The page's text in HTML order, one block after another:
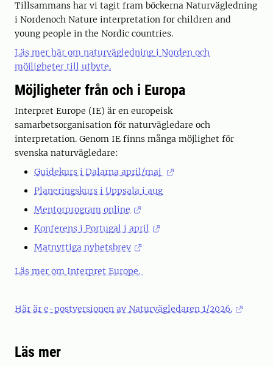
Tillsammans har vi tagit fram böckerna Naturvägledning
i Nordenoch Nature interpretation for children and
young people in the Nordic countries.
Läs mer här om naturvägledning i Norden och
möjligheter till utbyte.
Möjligheter från och i Europa
Interpret Europe (IE) är en europeisk
samarbetsorganisation för naturvägledare och
interpretation. Genom IE finns många möjlighet för
svenska naturvägledare:
Guidekurs i Dalarna april/maj
Planeringskurs i Uppsala i aug
Mentorprogram online
Konferens i Portugal i april
Matnyttiga nyhetsbrev
Läs mer om Interpret Europe.
Här är e-postversionen av Naturvägledaren 1/2026.
Läs mer